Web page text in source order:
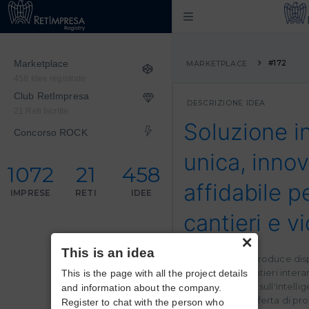
Marketplace
Club RetImpresa
Concorso ROCK
1072
IMPRESE
21
RETI
458
IDEE
MARKETPLACE #172
DESCRIZIONE IDEA
Soluzione
unica,
affidabile
cantieri e
TimelapseLab produce
gestione dei cantieri
software basato
Con un’ampia offerta di
×
This is an idea
This is the page with all the project details
and information about the company.
Register to chat with the person who